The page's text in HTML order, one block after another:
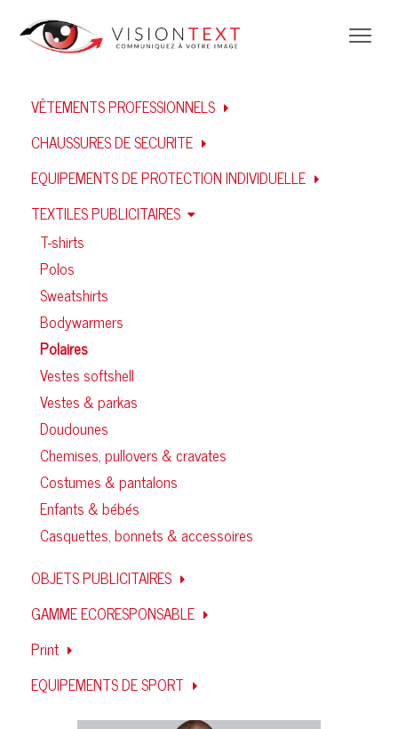
VÊTEMENTS PROFESSIONNELS
CHAUSSURES DE SECURITE
EQUIPEMENTS DE PROTECTION INDIVIDUELLE
TEXTILES PUBLICITAIRES
T-shirts
Polos
Sweatshirts
Bodywarmers
Polaires
Vestes softshell
Vestes & parkas
Doudounes
Chemises, pullovers & cravates
Costumes & pantalons
Enfants & bébés
Casquettes, bonnets & accessoires
OBJETS PUBLICITAIRES
GAMME ECORESPONSABLE
Print
EQUIPEMENTS DE SPORT